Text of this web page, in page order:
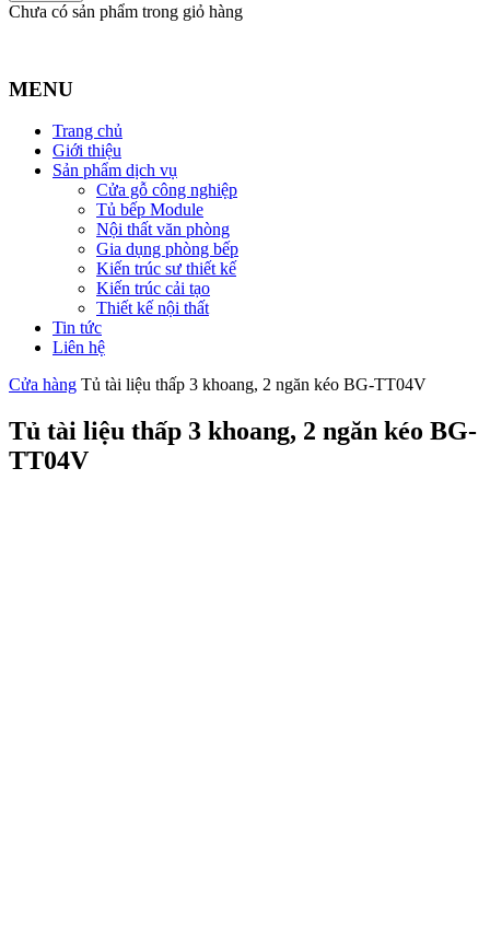
Chưa có sản phẩm trong giỏ hàng
MENU
Trang chủ
Giới thiệu
Sản phẩm dịch vụ
Cửa gỗ công nghiệp
Tủ bếp Module
Nội thất văn phòng
Gia dụng phòng bếp
Kiến trúc sư thiết kế
Kiến trúc cải tạo
Thiết kế nội thất
Tin tức
Liên hệ
Cửa hàng Tủ tài liệu thấp 3 khoang, 2 ngăn kéo BG-TT04V
Tủ tài liệu thấp 3 khoang, 2 ngăn kéo BG-
TT04V